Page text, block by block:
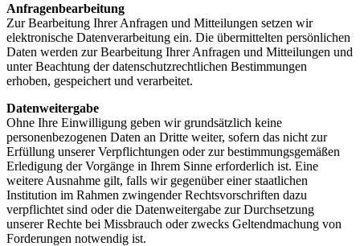
Anfragenbearbeitung
Zur Bearbeitung Ihrer Anfragen und Mitteilungen setzen wir
elektronische Datenverarbeitung ein. Die übermittelten persönlichen
Daten werden zur Bearbeitung Ihrer Anfragen und Mitteilungen und
unter Beachtung der datenschutzrechtlichen Bestimmungen
erhoben, gespeichert und verarbeitet.
Datenweitergabe
Ohne Ihre Einwilligung geben wir grundsätzlich keine
personenbezogenen Daten an Dritte weiter, sofern das nicht zur
Erfüllung unserer Verpflichtungen oder zur bestimmungsgemäßen
Erledigung der Vorgänge in Ihrem Sinne erforderlich ist. Eine
weitere Ausnahme gilt, falls wir gegenüber einer staatlichen
Institution im Rahmen zwingender Rechtsvorschriften dazu
verpflichtet sind oder die Datenweitergabe zur Durchsetzung
unserer Rechte bei Missbrauch oder zwecks Geltendmachung von
Forderungen notwendig ist.